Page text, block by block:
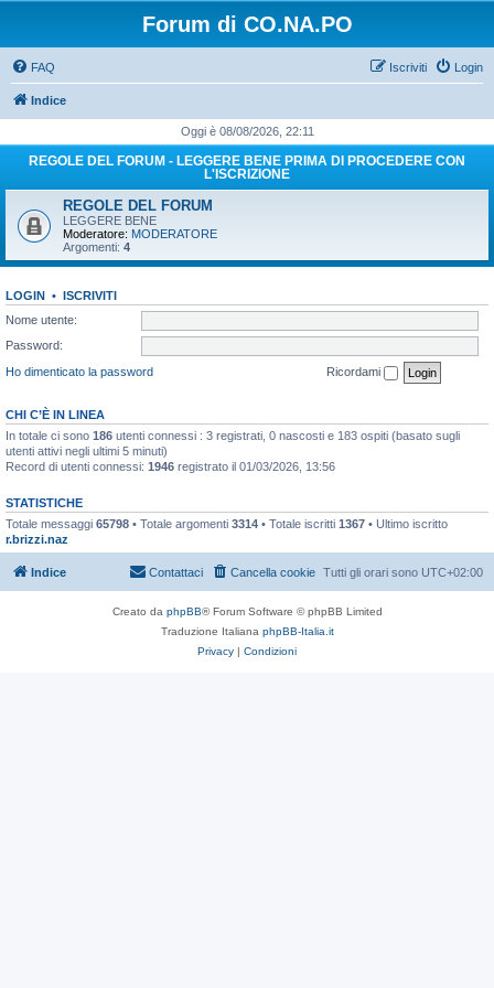
Forum di CO.NA.PO
FAQ Login
Iscriviti
Indice
Oggi è 08/08/2026, 22:11
REGOLE DEL FORUM - LEGGERE BENE PRIMA DI PROCEDERE CON
L'ISCRIZIONE
REGOLE DEL FORUM
LEGGERE BENE
Moderatore: MODERATORE
Argomenti: 4
LOGIN • ISCRIVITI
Nome utente:
Password:
Ho dimenticato la password
Ricordami
CHI C’È IN LINEA
In totale ci sono 186 utenti connessi : 3 registrati, 0 nascosti e 183 ospiti (basato sugli
utenti attivi negli ultimi 5 minuti)
Record di utenti connessi: 1946 registrato il 01/03/2026, 13:56
STATISTICHE
Totale messaggi 65798 • Totale argomenti 3314 • Totale iscritti 1367 • Ultimo iscritto
r.brizzi.naz
Indice Tutti gli orari sono UTC+02:00
Cancella cookie
Contattaci
Creato da phpBB® Forum Software © phpBB Limited
Traduzione Italiana phpBB-Italia.it
Privacy | Condizioni